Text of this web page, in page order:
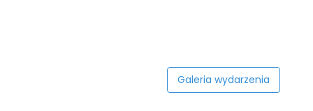
Galeria wydarzenia